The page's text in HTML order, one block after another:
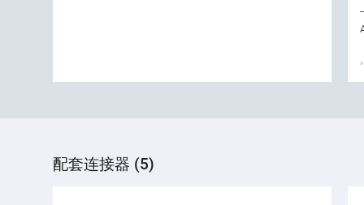
配套连接器 (5)